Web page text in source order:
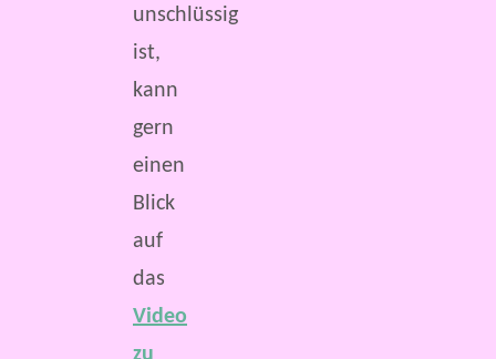
unschlüssig
ist,
kann
gern
einen
Blick
auf
das
Video